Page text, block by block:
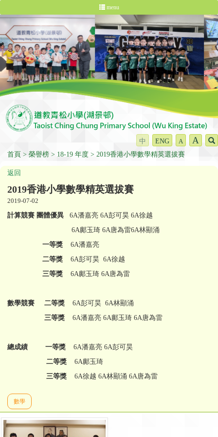
menu
中 ENG A A
首頁 榮譽榜 18-19 年度 2019香港小學數學精英選拔賽
返回
2019香港小學數學精英選拔賽
2019-07-02
計算競賽 團體優異 6A潘嘉亮 6A彭可昊 6A徐越
6A鄺玉琦 6A唐為雷6A林顯涌
一等獎 6A潘嘉亮
二等獎 6A彭可昊 6A徐越
三等獎 6A鄺玉琦 6A唐為雷
數學競賽 二等獎 6A彭可昊 6A林顯涌
三等獎 6A潘嘉亮 6A鄺玉琦 6A唐為雷
總成績 一等獎 6A潘嘉亮 6A彭可昊
二等獎 6A鄺玉琦
三等獎 6A徐越 6A林顯涌 6A唐為雷
數學